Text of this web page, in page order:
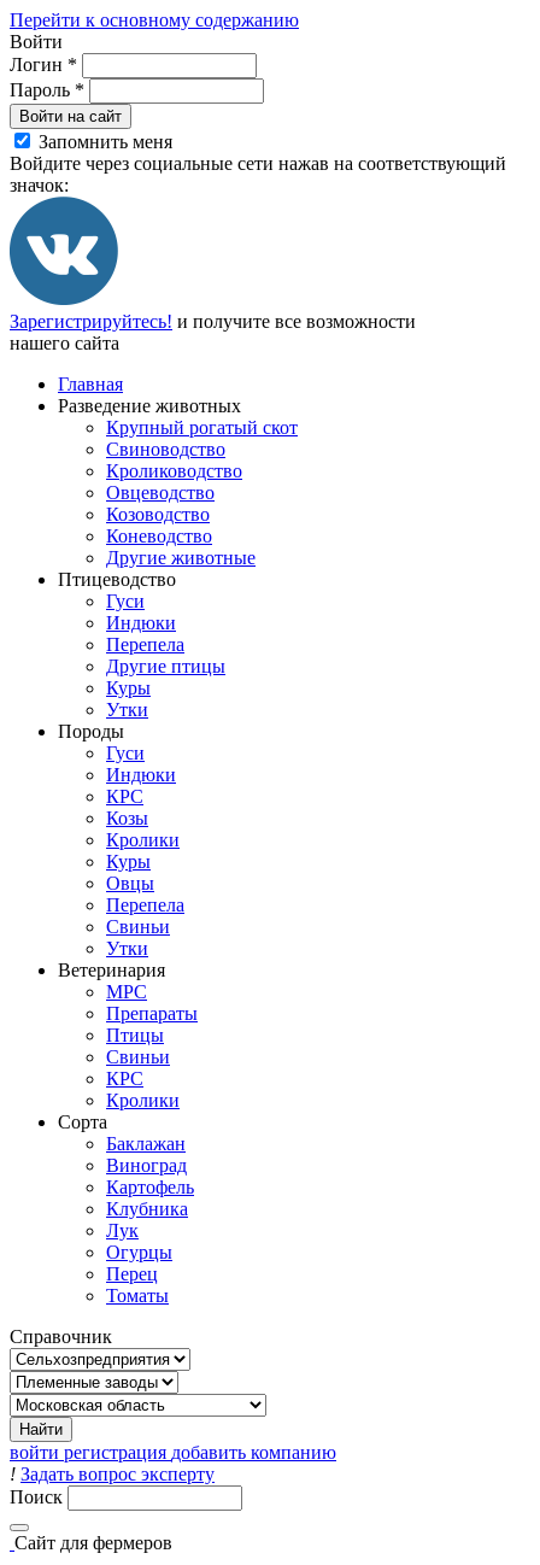
Перейти к основному содержанию
Войти
Логин *
Пароль *
Войти на сайт
Запомнить меня
Войдите через социальные сети нажав на соответствующий
значок:
Зарегистрируйтесь! и получите все возможности
нашего сайта
Главная
Разведение животных
Крупный рогатый скот
Свиноводство
Кролиководство
Овцеводство
Козоводство
Коневодство
Другие животные
Птицеводство
Гуси
Индюки
Перепела
Другие птицы
Куры
Утки
Породы
Гуси
Индюки
КРС
Козы
Кролики
Куры
Овцы
Перепела
Свиньи
Утки
Ветеринария
МРС
Препараты
Птицы
Свиньи
КРС
Кролики
Сорта
Баклажан
Виноград
Картофель
Клубника
Лук
Огурцы
Перец
Томаты
Справочник
войти регистрация добавить компанию
! Задать вопрос эксперту
Поиск
Сайт для фермеров